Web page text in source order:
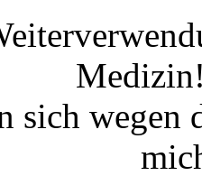
sich wegen